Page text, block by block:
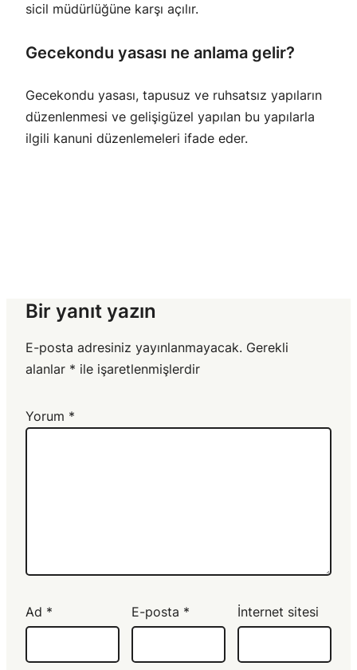
sicil müdürlüğüne karşı açılır.
Gecekondu yasası ne anlama gelir?
Gecekondu yasası, tapusuz ve ruhsatsız yapıların
düzenlenmesi ve gelişigüzel yapılan bu yapılarla
ilgili kanuni düzenlemeleri ifade eder.
Bir yanıt yazın
E-posta adresiniz yayınlanmayacak. Gerekli
alanlar * ile işaretlenmişlerdir
Yorum *
Ad * E-posta * İnternet sitesi